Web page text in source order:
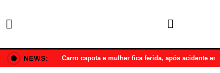
NEWS: Carro capota e mulher fica ferida, após acidente